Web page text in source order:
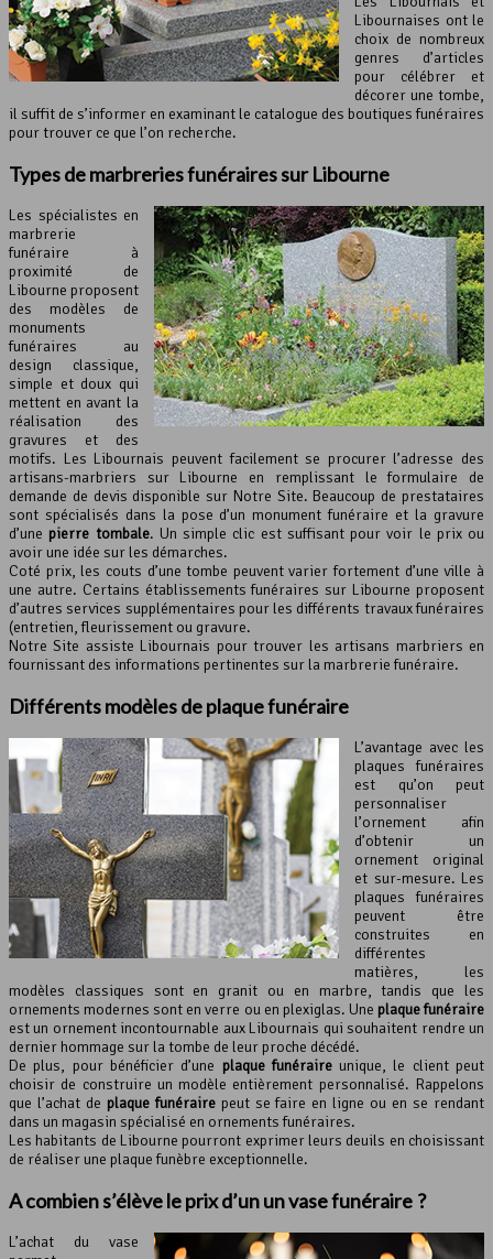
Libournaises ont le
choix de nombreux
genres d’articles
pour célébrer et
décorer une tombe,
il suffit de s’informer en examinant le catalogue des boutiques funéraires
pour trouver ce que l’on recherche.
Types de marbreries funéraires sur Libourne
Les spécialistes en
marbrerie
funéraire à
proximité de
Libourne proposent
des modèles de
monuments
funéraires au
design classique,
simple et doux qui
mettent en avant la
réalisation des
gravures et des
motifs. Les Libournais peuvent facilement se procurer l’adresse des
artisans-marbriers sur Libourne en remplissant le formulaire de
demande de devis disponible sur Notre Site. Beaucoup de prestataires
sont spécialisés dans la pose d’un monument funéraire et la gravure
d’une pierre tombale. Un simple clic est suffisant pour voir le prix ou
avoir une idée sur les démarches.
Coté prix, les couts d’une tombe peuvent varier fortement d’une ville à
une autre. Certains établissements funéraires sur Libourne proposent
d’autres services supplémentaires pour les différents travaux funéraires
(entretien, fleurissement ou gravure.
Notre Site assiste Libournais pour trouver les artisans marbriers en
fournissant des informations pertinentes sur la marbrerie funéraire.
Différents modèles de plaque funéraire
L’avantage avec les
plaques funéraires
est qu’on peut
personnaliser
l’ornement afin
d’obtenir un
ornement original
et sur-mesure. Les
plaques funéraires
peuvent être
construites en
différentes
matières, les
modèles classiques sont en granit ou en marbre, tandis que les
ornements modernes sont en verre ou en plexiglas. Une plaque funéraire
est un ornement incontournable aux Libournais qui souhaitent rendre un
dernier hommage sur la tombe de leur proche décédé.
De plus, pour bénéficier d’une plaque funéraireunique, le client peut
choisir de construire un modèle entièrement personnalisé. Rappelons
que l’achat de plaque funérairepeut se faire en ligne ou en se rendant
dans un magasin spécialisé en ornements funéraires.
Les habitants de Libourne pourront exprimer leurs deuils en choisissant
de réaliser une plaque funèbre exceptionnelle.
A combien s’élève le prix d’un un vase funéraire ?
L’achat du vase